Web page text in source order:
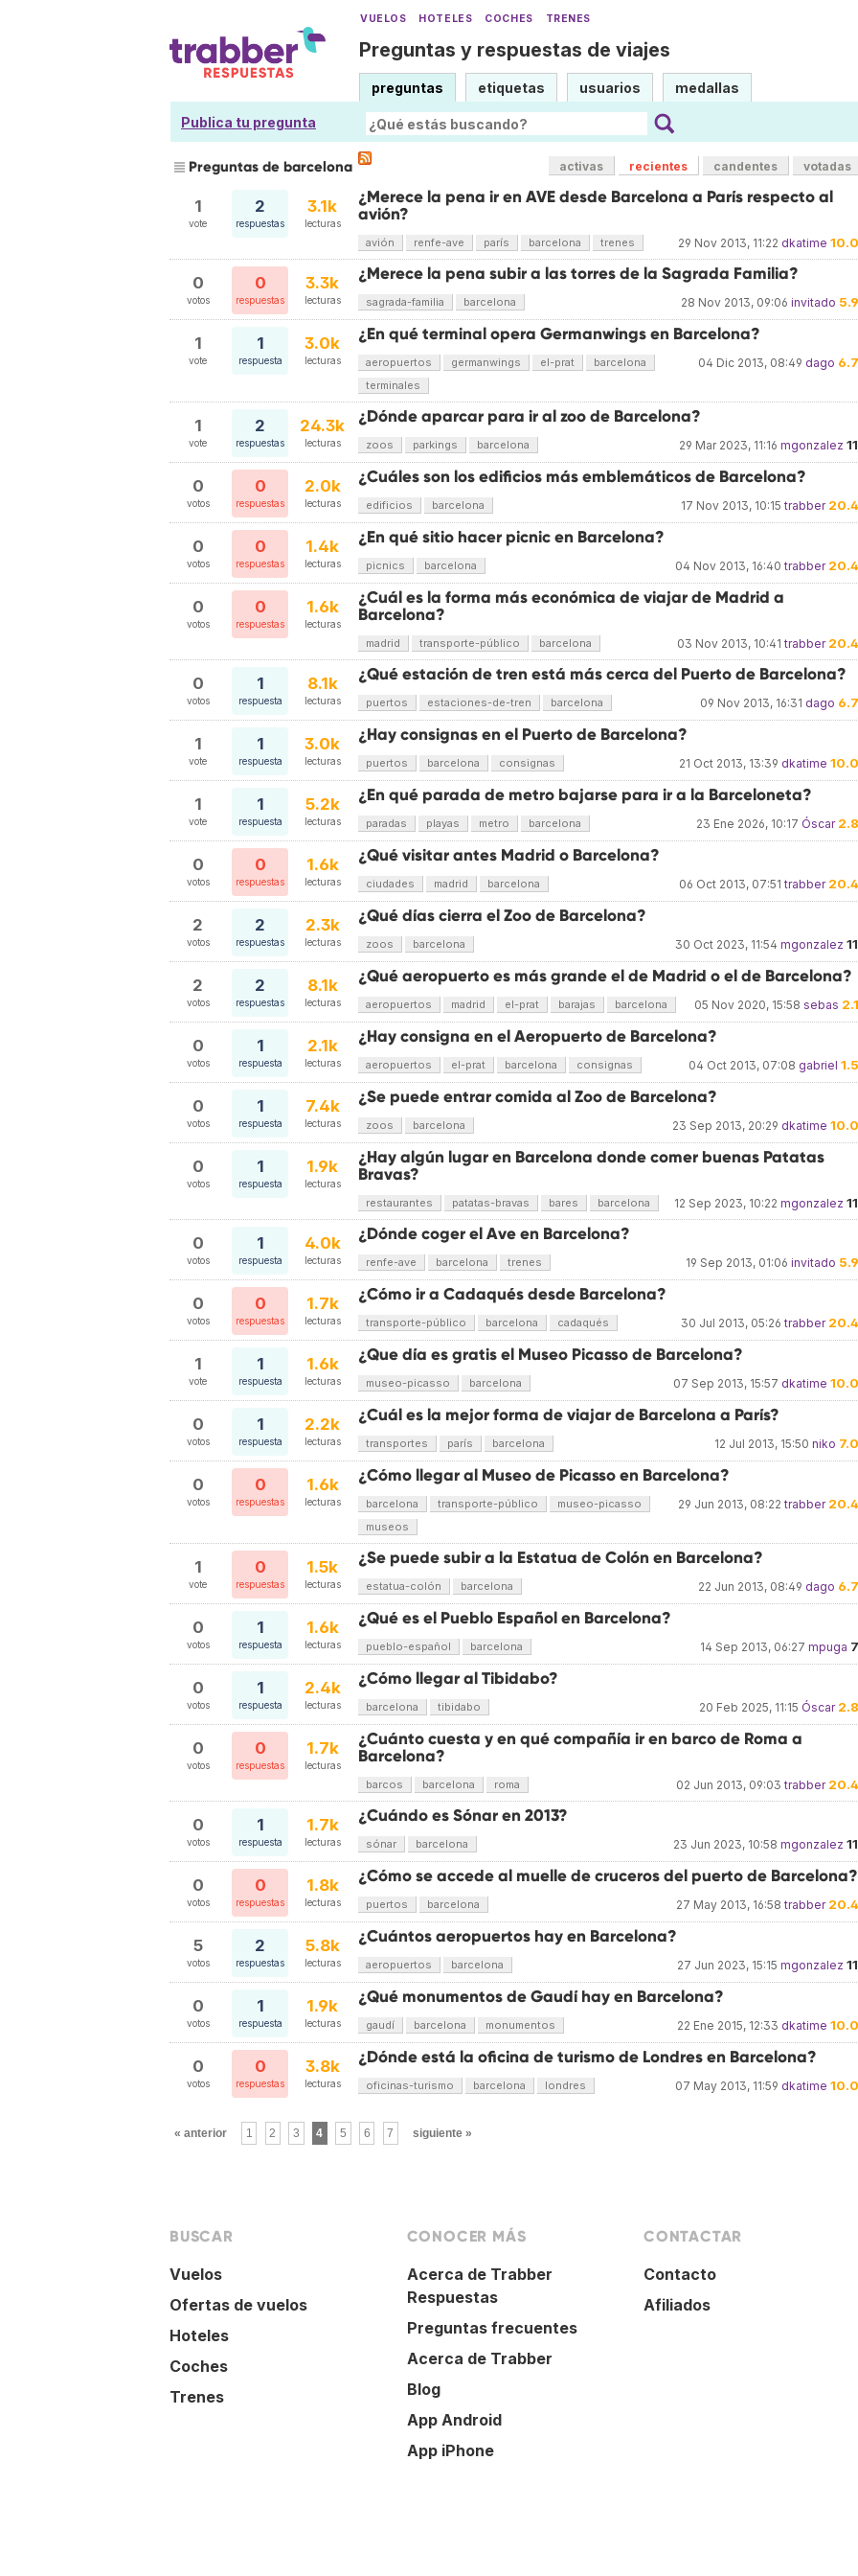
VUELOS HOTELES COCHES TRENES
Preguntas y respuestas de viajes
preguntas etiquetas usuarios medallas
Publica tu pregunta
Preguntas de barcelona activas recientes candentes votadas
1
vote
2
respuestas
3.1k
lecturas
¿Merece la pena ir en AVE desde Barcelona a París respecto al
avión?
29 Nov 2013, 11:22 dkatime
avión renfe-ave parís barcelona trenes
0
votos
0
respuestas
3.3k
lecturas
¿Merece la pena subir a las torres de la Sagrada Familia?
28 Nov 2013, 09:06 invitado
sagrada-familia barcelona
1
vote
1
respuesta
3.0k
lecturas
¿En qué terminal opera Germanwings en Barcelona?
04 Dic 2013, 08:49 dago
aeropuertos germanwings el-prat
barcelona
terminales
1
vote
2
respuestas
24.3k
lecturas
¿Dónde aparcar para ir al zoo de Barcelona?
29 Mar 2023, 11:16 mgonzalez
zoos parkings barcelona
0
votos
0
respuestas
2.0k
lecturas
¿Cuáles son los edificios más emblemáticos de Barcelona?
17 Nov 2013, 10:15 trabber
edificios barcelona
0
votos
0
respuestas
1.4k
lecturas
¿En qué sitio hacer picnic en Barcelona?
04 Nov 2013, 16:40 trabber
picnics barcelona
0
votos
0
respuestas
1.6k
lecturas
¿Cuál es la forma más económica de viajar de Madrid a
Barcelona?
03 Nov 2013, 10:41 trabber
madrid transporte-público barcelona
0
votos
1
respuesta
8.1k
lecturas
¿Qué estación de tren está más cerca del Puerto de Barcelona?
09 Nov 2013, 16:31 dago
puertos estaciones-de-tren barcelona
1
vote
1
respuesta
3.0k
lecturas
¿Hay consignas en el Puerto de Barcelona?
21 Oct 2013, 13:39 dkatime
puertos barcelona consignas
1
vote
1
respuesta
5.2k
lecturas
¿En qué parada de metro bajarse para ir a la Barceloneta?
23 Ene 2026, 10:17 Óscar
paradas playas metro barcelona
0
votos
0
respuestas
1.6k
lecturas
¿Qué visitar antes Madrid o Barcelona?
06 Oct 2013, 07:51 trabber
ciudades madrid barcelona
2
votos
2
respuestas
2.3k
lecturas
¿Qué días cierra el Zoo de Barcelona?
30 Oct 2023, 11:54 mgonzalez
zoos barcelona
2
votos
2
respuestas
8.1k
lecturas
¿Qué aeropuerto es más grande el de Madrid o el de Barcelona?
05 Nov 2020, 15:58 sebas
aeropuertos madrid el-prat barajas barcelona
0
votos
1
respuesta
2.1k
lecturas
¿Hay consigna en el Aeropuerto de Barcelona?
04 Oct 2013, 07:08 gabriel
aeropuertos el-prat barcelona consignas
0
votos
1
respuesta
7.4k
lecturas
¿Se puede entrar comida al Zoo de Barcelona?
23 Sep 2013, 20:29 dkatime
zoos barcelona
0
votos
1
respuesta
1.9k
lecturas
¿Hay algún lugar en Barcelona donde comer buenas Patatas
Bravas?
12 Sep 2023, 10:22 mgonzalez
restaurantes patatas-bravas bares barcelona
0
votos
1
respuesta
4.0k
lecturas
¿Dónde coger el Ave en Barcelona?
19 Sep 2013, 01:06 invitado
renfe-ave barcelona trenes
0
votos
0
respuestas
1.7k
lecturas
¿Cómo ir a Cadaqués desde Barcelona?
30 Jul 2013, 05:26 trabber
transporte-público barcelona cadaqués
1
vote
1
respuesta
1.6k
lecturas
¿Que día es gratis el Museo Picasso de Barcelona?
07 Sep 2013, 15:57 dkatime
museo-picasso barcelona
0
votos
1
respuesta
2.2k
lecturas
¿Cuál es la mejor forma de viajar de Barcelona a París?
12 Jul 2013, 15:50 niko
transportes parís barcelona
0
votos
0
respuestas
1.6k
lecturas
¿Cómo llegar al Museo de Picasso en Barcelona?
29 Jun 2013, 08:22 trabber
barcelona transporte-público
museo-picasso
museos
1
vote
0
respuestas
1.5k
lecturas
¿Se puede subir a la Estatua de Colón en Barcelona?
22 Jun 2013, 08:49 dago
estatua-colón barcelona
0
votos
1
respuesta
1.6k
lecturas
¿Qué es el Pueblo Español en Barcelona?
14 Sep 2013, 06:27 mpuga
pueblo-español barcelona
0
votos
1
respuesta
2.4k
lecturas
¿Cómo llegar al Tibidabo?
20 Feb 2025, 11:15 Óscar
barcelona tibidabo
0
votos
0
respuestas
1.7k
lecturas
¿Cuánto cuesta y en qué compañía ir en barco de Roma a
Barcelona?
02 Jun 2013, 09:03 trabber
barcos barcelona roma
0
votos
1
respuesta
1.7k
lecturas
¿Cuándo es Sónar en 2013?
23 Jun 2023, 10:58 mgonzalez
sónar barcelona
0
votos
0
respuestas
1.8k
lecturas
¿Cómo se accede al muelle de cruceros del puerto de Barcelona?
27 May 2013, 16:58 trabber
puertos barcelona
5
votos
2
respuestas
5.8k
lecturas
¿Cuántos aeropuertos hay en Barcelona?
27 Jun 2023, 15:15 mgonzalez
aeropuertos barcelona
0
votos
1
respuesta
1.9k
lecturas
¿Qué monumentos de Gaudí hay en Barcelona?
22 Ene 2015, 12:33 dkatime
gaudí barcelona monumentos
0
votos
0
respuestas
3.8k
lecturas
¿Dónde está la oficina de turismo de Londres en Barcelona?
07 May 2013, 11:59 dkatime
oficinas-turismo barcelona londres
« anterior 1 2 3 4 5 6 7 siguiente »
BUSCAR
Vuelos
Ofertas de vuelos
Hoteles
Coches
Trenes
CONOCER MÁS
Acerca de Trabber
Respuestas
Preguntas frecuentes
Acerca de Trabber
Blog
App Android
App iPhone
CONTACTAR
Contacto
Afiliados